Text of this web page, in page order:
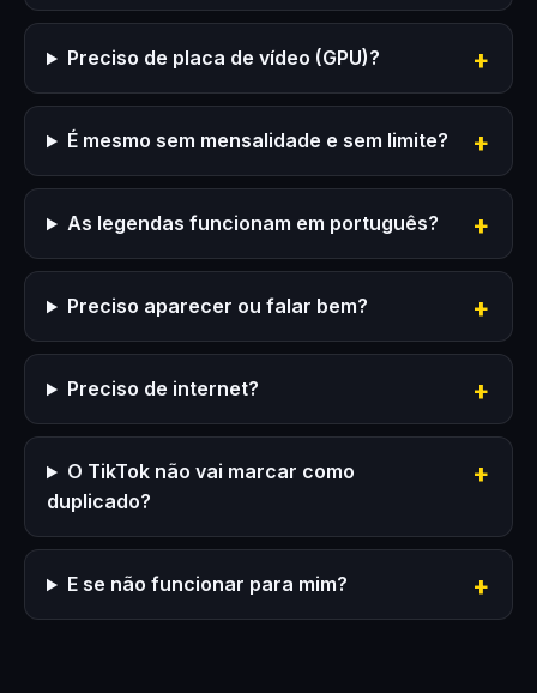
Preciso de placa de vídeo (GPU)?
É mesmo sem mensalidade e sem limite?
As legendas funcionam em português?
Preciso aparecer ou falar bem?
Preciso de internet?
O TikTok não vai marcar como
duplicado?
E se não funcionar para mim?